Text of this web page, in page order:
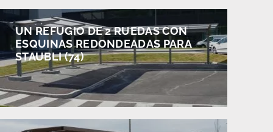
UN REFUGIO DE 2 RUEDAS CON
ESQUINAS REDONDEADAS PARA
STAUBLI (74)